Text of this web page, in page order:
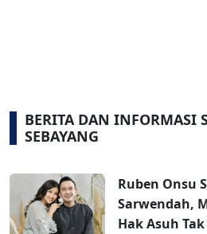
BERITA DAN INFORMASI
SEBAYANG
Ruben Onsu
Sarwendah,
Hak Asuh